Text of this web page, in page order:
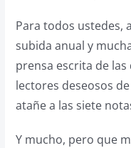
Para todos ustedes,
subida anual y
prensa escrita de
lectores deseosos
atañe a las siete
Y mucho, pero que